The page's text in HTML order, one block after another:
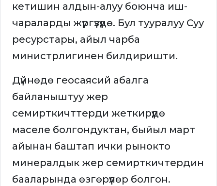
кетишин алдын-алуу боюнча иш-
чараларды жүргүзүүдө. Бул тууралуу Cуу
ресурстары, айыл чарба
министрлигинен билдиришти.
Дүйнөдө геосаясий абалга
байланыштуу жер
семирткичттерди жеткирүүдө
маселе болгондуктан, быйыл март
айынан баштап ички рынокто
минералдык жер семирткичтердин
бааларында өзгөрүүлөр болгон.